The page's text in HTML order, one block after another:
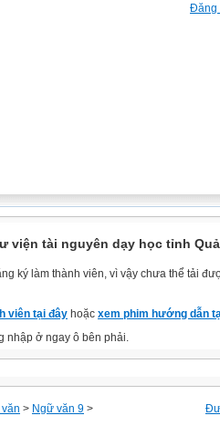
Đăng
viện tài nguyên dạy học tỉnh
ký làm thành viên, vì vậy chưa thể tải
viên tại đây hoặc xem phim hướng dẫn
nhập ở ngay ô bên phải.
> Ngữ văn 9 >